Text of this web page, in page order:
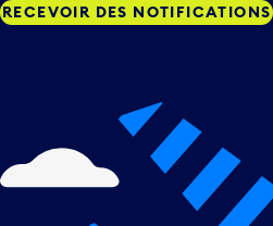
RECEVOIR DES NOTIFICATIONS